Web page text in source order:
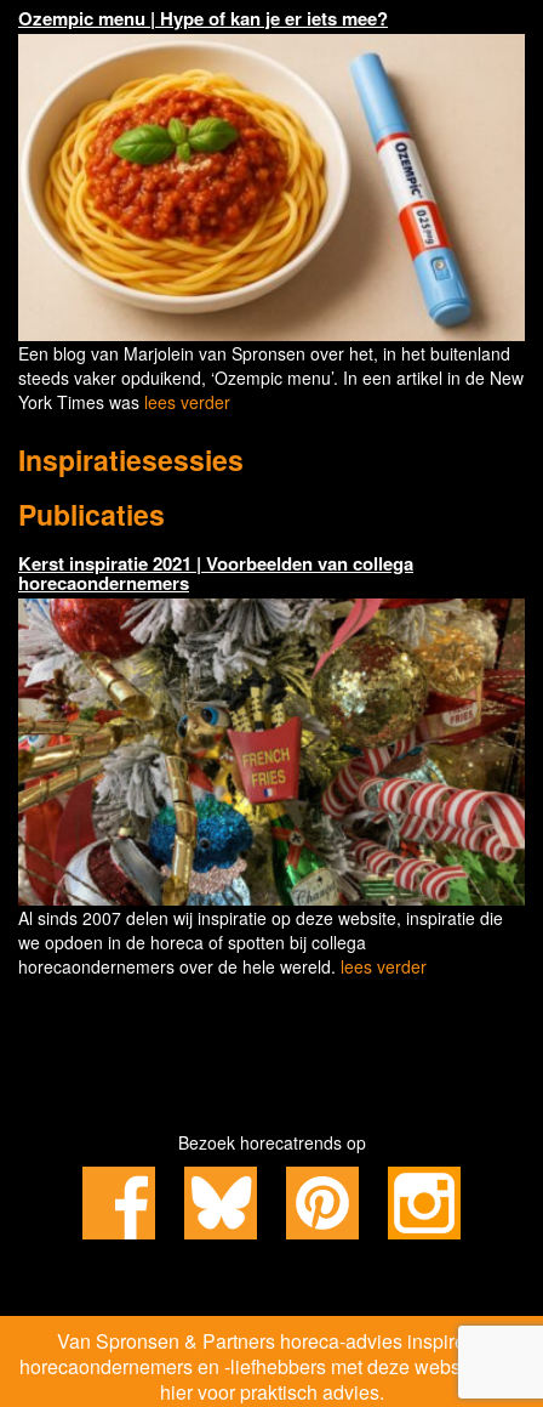
Ozempic menu | Hype of kan je er iets mee?
Een blog van Marjolein van Spronsen over het, in het buitenland
steeds vaker opduikend, ‘Ozempic menu’. In een artikel in de New
York Times was lees verder
Inspiratiesessies
Publicaties
Kerst inspiratie 2021 | Voorbeelden van collega
horecaondernemers
Al sinds 2007 delen wij inspiratie op deze website, inspiratie die
we opdoen in de horeca of spotten bij collega
horecaondernemers over de hele wereld. lees verder
Bezoek horecatrends op
Van Spronsen & Partners horeca-advies inspireert
horecaondernemers en -liefhebbers met deze website. Klik
hier voor praktisch advies.